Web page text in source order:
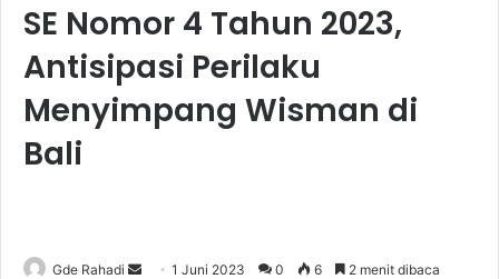
SE Nomor 4 Tahun 2023,
Antisipasi Perilaku
Menyimpang Wisman di
Bali
Gde Rahadi 1 Juni 2023 0 6 2 menit dibaca